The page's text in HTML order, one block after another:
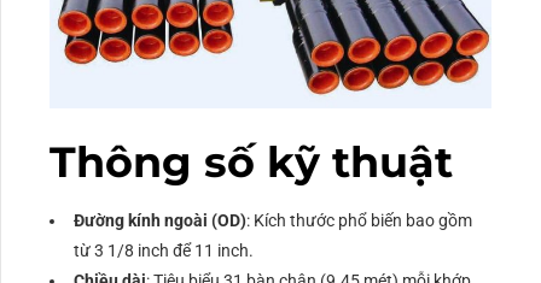
Thông số kỹ thuật
Đường kính ngoài (OD): Kích thước phổ biến bao gồm
từ 3 1/8 inch để 11 inch.